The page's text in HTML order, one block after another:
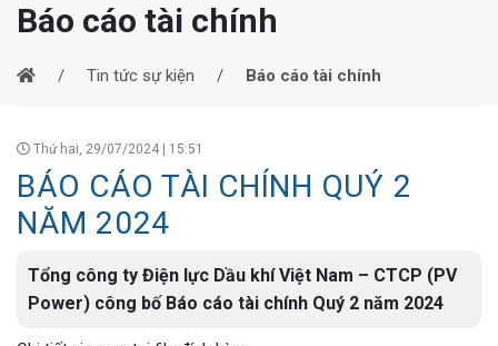
Báo cáo tài chính
Tin tức sự kiện Báo cáo tài chính
Thứ hai, 29/07/2024 | 15:51
BÁO CÁO TÀI CHÍNH QUÝ 2
NĂM 2024
Tổng công ty Điện lực Dầu khí Việt Nam – CTCP (PV
Power) công bố Báo cáo tài chính Quý 2 năm 2024